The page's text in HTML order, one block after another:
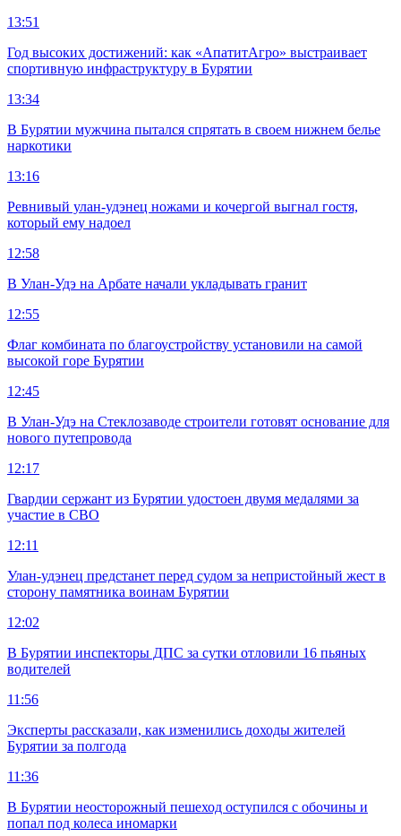
13:51
Год высоких достижений: как «АпатитАгро» выстраивает
спортивную инфраструктуру в Бурятии
13:34
В Бурятии мужчина пытался спрятать в своем нижнем белье
наркотики
13:16
Ревнивый улан-удэнец ножами и кочергой выгнал гостя,
который ему надоел
12:58
В Улан-Удэ на Арбате начали укладывать гранит
12:55
Флаг комбината по благоустройству установили на самой
высокой горе Бурятии
12:45
В Улан-Удэ на Стеклозаводе строители готовят основание для
нового путепровода
12:17
Гвардии сержант из Бурятии удостоен двумя медалями за
участие в СВО
12:11
Улан-удэнец предстанет перед судом за непристойный жест в
сторону памятника воинам Бурятии
12:02
В Бурятии инспекторы ДПС за сутки отловили 16 пьяных
водителей
11:56
Эксперты рассказали, как изменились доходы жителей
Бурятии за полгода
11:36
В Бурятии неосторожный пешеход оступился с обочины и
попал под колеса иномарки